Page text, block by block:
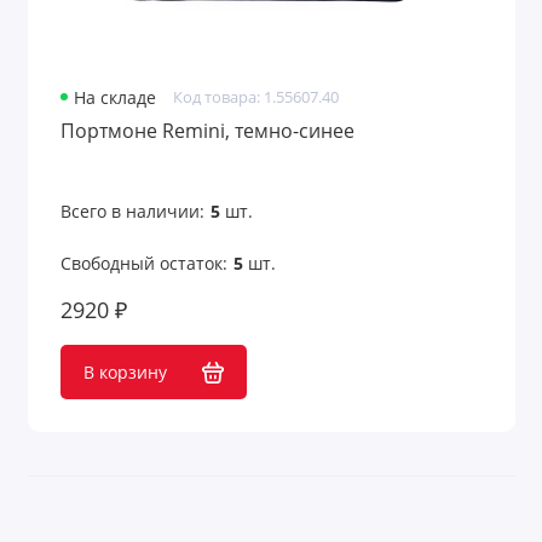
На складе Код товара: 1.55607.40
Портмоне Remini, темно-синее
Всего в наличии: 5шт.
Свободный остаток: 5шт.
2920 ₽
В корзину